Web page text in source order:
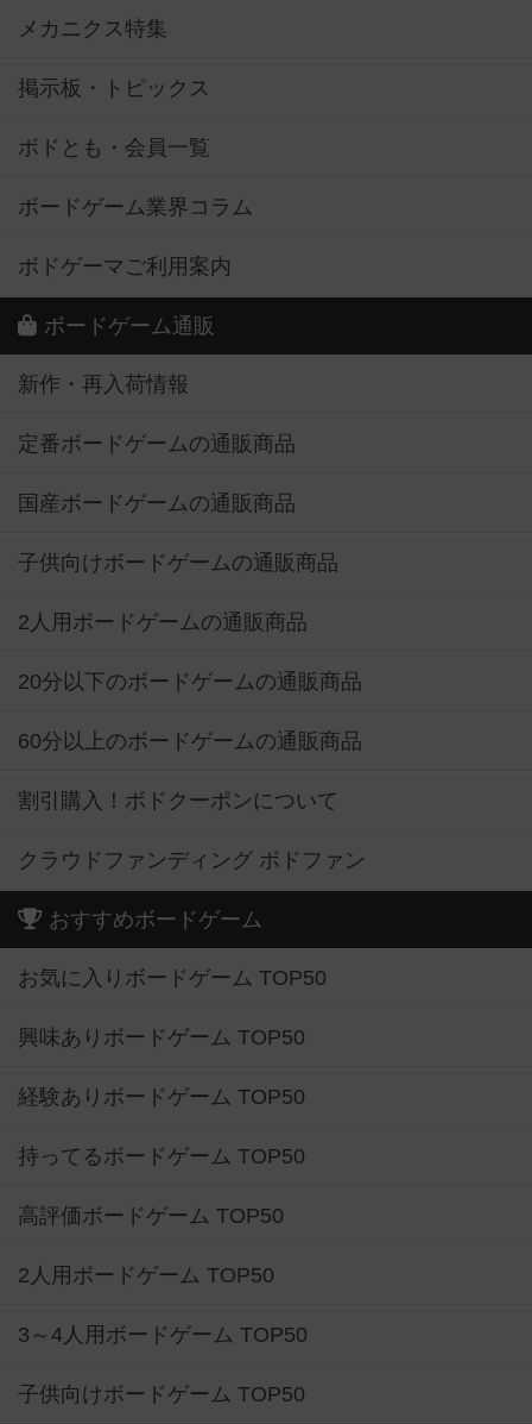
メカニクス特集
掲示板・トピックス
ボドとも・会員一覧
ボードゲーム業界コラム
ボドゲーマご利用案内
ボードゲーム通販
新作・再入荷情報
定番ボードゲームの通販商品
国産ボードゲームの通販商品
子供向けボードゲームの通販商品
2人用ボードゲームの通販商品
20分以下のボードゲームの通販商品
60分以上のボードゲームの通販商品
割引購入！ボドクーポンについて
クラウドファンディング ボドファン
おすすめボードゲーム
お気に入りボードゲーム TOP50
興味ありボードゲーム TOP50
経験ありボードゲーム TOP50
持ってるボードゲーム TOP50
高評価ボードゲーム TOP50
2人用ボードゲーム TOP50
3～4人用ボードゲーム TOP50
子供向けボードゲーム TOP50